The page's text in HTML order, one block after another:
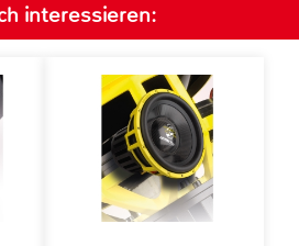
interessieren: